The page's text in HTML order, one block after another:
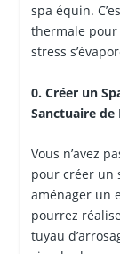
spa équin.
thermale pour
stress
0. Créer un
Sanctuaire de
Vous n’avez
pour créer un
aménager un
pourrez
tuyau